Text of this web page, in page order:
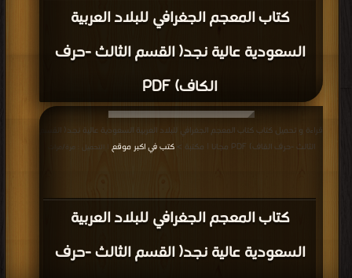
كتاب المعجم الجغرافي للبلاد العربية
السعودية عالية نجد( القسم الثالث -حرف
الكاف) PDF
كتاب المعجم الجغرافي للبلاد العربية
السعودية عالية نجد( القسم الثالث -حرف
قراءة و تحميل كتاب كتاب المعجم الجغرافي للبلاد العربية السعودية عالية نجد( القسم
الثالث -حرف القاف) PDF مجانا | مكتبة >
كتب في اكبر موقع | التحميل : مرة/مرات